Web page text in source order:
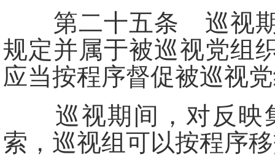
第二十五条 巡视期
规定并属于被巡视党组
应当按程序督促被巡视
巡视期间，对反映
索，巡视组可以按程序